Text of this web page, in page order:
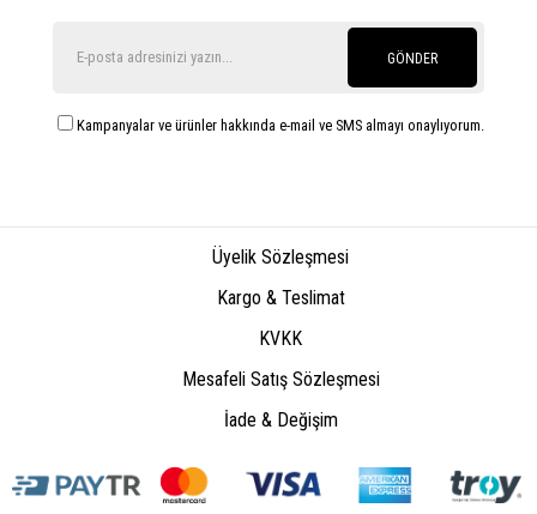
GÖNDER
Kampanyalar ve ürünler hakkında e-mail ve SMS almayı onaylıyorum.
Üyelik Sözleşmesi
Kargo & Teslimat
KVKK
Mesafeli Satış Sözleşmesi
İade & Değişim